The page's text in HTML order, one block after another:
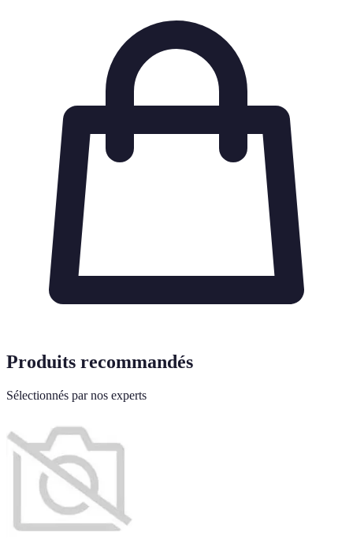
Produits recommandés
Sélectionnés par nos experts